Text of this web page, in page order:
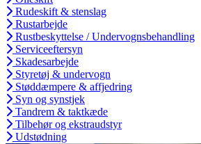
Rudeskift & stenslag
Rustarbejde
Rustbeskyttelse / Undervognsbehandling
Serviceeftersyn
Skadesarbejde
Styretøj & undervogn
Støddæmpere & affjedring
Syn og synstjek
Tandrem & taktkæde
Tilbehør og ekstraudstyr
Udstødning